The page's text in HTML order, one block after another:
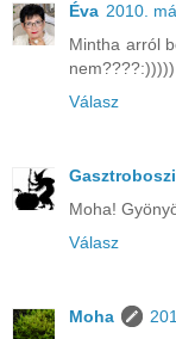
Éva 2010.
Mintha arról
nem????:)))))
Válasz
Gasztroboszi
Moha!
Válasz
Moha